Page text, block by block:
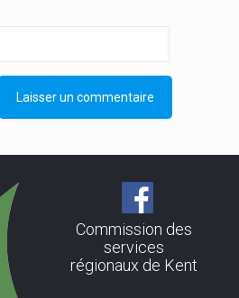
Commission des
services
régionaux de Kent